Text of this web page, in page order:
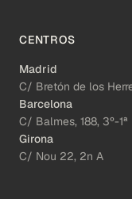
CENTROS
Madrid
C/ Bretón de los
Barcelona
C/ Balmes, 188, 3º-1ª
Girona
C/ Nou 22, 2n A